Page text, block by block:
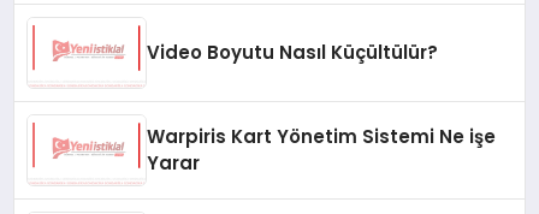
Video Boyutu Nasıl Küçültülür?
Warpiris Kart Yönetim Sistemi Ne işe
Yarar